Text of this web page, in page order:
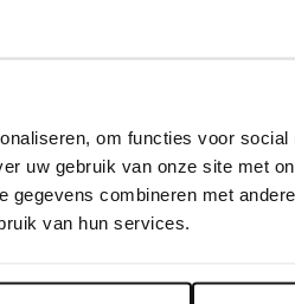
om functies voor social
uw gebruik van onze site met
combineren met
van hun services.
Dutch. Would you like to